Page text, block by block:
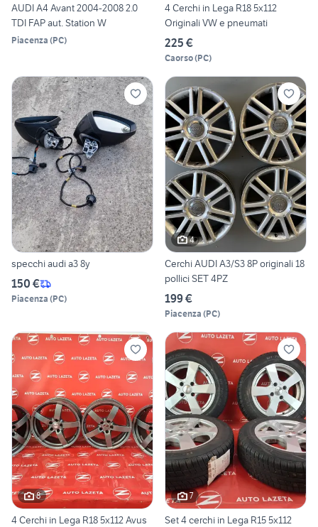
AUDI A4 Avant 2004-2008 2.0
TDI FAP aut. Station W
Piacenza (PC)
4 Cerchi in Lega R18 5x112
Originali VW e pneumati
225 €
Caorso(PC)
specchi audi a3 8y
150 €
Piacenza (PC)
4
Cerchi AUDI A3/S3 8P originali 18
pollici SET 4PZ
199 €
Piacenza (PC)
8
4 Cerchi in Lega R18 5x112 Avus
7
Set 4 cerchi in Lega R15 5x112